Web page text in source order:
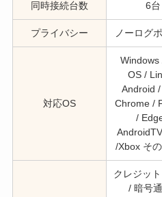
同時接続台数 6台
プライバシー ノーログ
対応OS
Windows
OS /
Android
Chrome /
/
/Xbox そ
クレジッ
/ 暗号